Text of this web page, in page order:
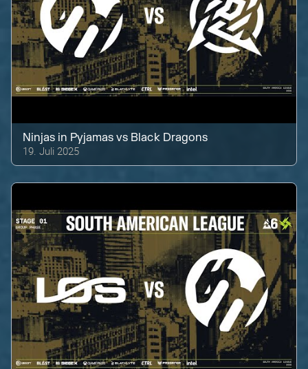
Ninjas in Pyjamas vs Black Dragons
19. Juli 2025